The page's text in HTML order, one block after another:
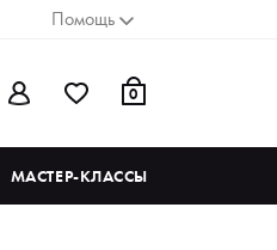
Помощь
0
МАСТЕР-КЛАССЫ